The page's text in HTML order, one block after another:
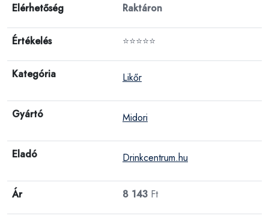
Elérhetőség Raktáron
Értékelés ⭐⭐⭐⭐⭐
Kategória Likőr
Gyártó Midori
Eladó Drinkcentrum.hu
Ár 8 143 Ft